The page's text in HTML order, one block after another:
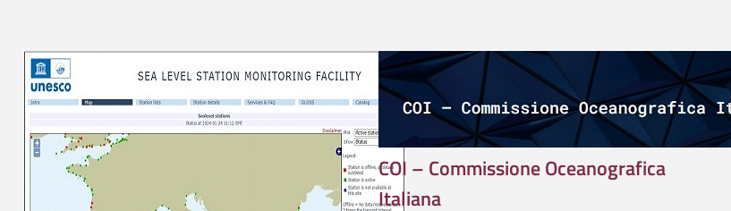
COI – Commissione Oceanografica
Italiana